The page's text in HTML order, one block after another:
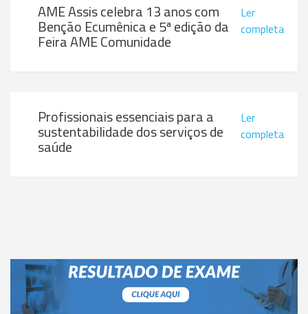
AME Assis celebra 13 anos com
Benção Ecumênica e 5ª edição da
Feira AME Comunidade
Ler
completa
Profissionais essenciais para a
sustentabilidade dos serviços de
saúde
Ler
completa